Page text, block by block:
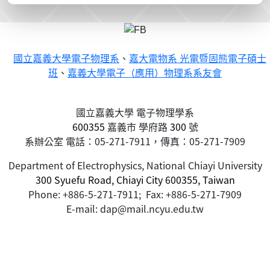
國立嘉義大學電子物理系 、 嘉大電物系 光電暨固態電子碩士
班 、 嘉義大學電子（應用）物理系系友會
國立嘉義大學 電子物理學系
600355 嘉義市學府路300 號
系辦公室 電話：05-271-7911，傳真：05-271-7909
Department of Electrophysics, National Chiayi University
300 Syuefu Road, Chiayi City 600355, Taiwan
Phone: +886-5-271-7911; Fax: +886-5-271-7909
E-mail: dap@mail.ncyu.edu.tw